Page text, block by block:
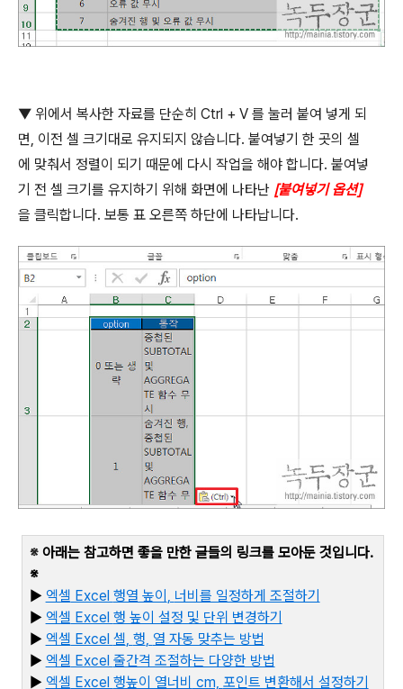
▼ 위에서 복사한 자료를 단순히 Ctrl + V 를 눌러 붙여 넣게 되
면, 이전 셀 크기대로 유지되지 않습니다. 붙여넣기 한 곳의 셀
에 맞춰서 정렬이 되기 때문에 다시 작업을 해야 합니다. 붙여넣
기 전 셀 크기를 유지하기 위해 화면에 나타난 [붙여넣기 옵션]
을 클릭합니다. 보통 표 오른쪽 하단에 나타납니다.
※아래는 참고하면 좋을 만한 글들의 링크를 모아둔 것입니다.
※
▶ 엑셀 Excel 행열 높이 , 너비를 일정하게 조절하기
▶ 엑셀 Excel 행 높이 설정 및 단위 변경하기
▶ 엑셀 Excel 셀, 행, 열 자동 맞추는 방법
▶ 엑셀 Excel 줄간격 조절하는 다양한 방법
▶ 엑셀 Excel 행높이 열너비 cm, 포인트 변환해서 설정하기